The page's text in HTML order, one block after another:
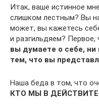
Итак, ваше истинное
слишком лестным? Вы
может, вы кажетесь
и разгильдяем?
вы думаете о себе, ни
тем, что вы
Наша беда в том, что
КТО МЫ В